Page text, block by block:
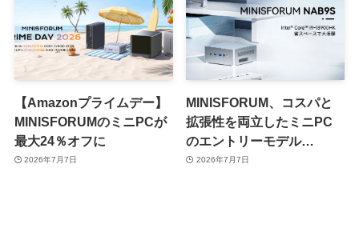
【Amazonプライムデー】
MINISFORUMのミニPCが
最大24％オフに
2026年7月7日
MINISFORUM、コスパと
拡張性を両立したミニPC
のエントリーモデル
「NAB9S」を発売
2026年7月7日